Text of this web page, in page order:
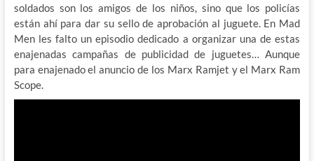
soldados son los amigos de los niños, sino que los policías
están ahí para dar su sello de aprobación al juguete. En Mad
Men les falto un episodio dedicado a organizar una de estas
enajenadas campañas de publicidad de juguetes… Aunque
para enajenado el anuncio de los Marx Ramjet y el Marx Ram
Scope.